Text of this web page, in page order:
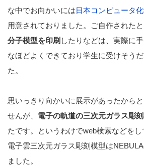
な中でお向かいには日本コンピュータ
用意されておりました。ご自作された
分子模型を印刷 したりなどは、実際に
なほどよくできており学生に受けそう
た。
思いっきり向かいに展示があったから
せんが、 電子の軌道の三次元ガラス彫
たです。というわけでweb検索などを
電子雲三次元ガラス彫刻模型は
ました。